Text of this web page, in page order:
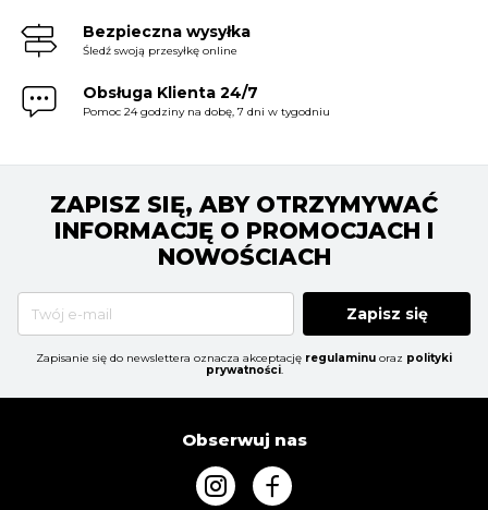
Bezpieczna wysyłka
Śledź swoją przesyłkę online
Obsługa Klienta 24/7
Pomoc 24 godziny na dobę, 7 dni w tygodniu
ZAPISZ SIĘ, ABY OTRZYMYWAĆ
INFORMACJĘ O PROMOCJACH I
NOWOŚCIACH
Zapisz się
Zapisanie się do newslettera oznacza akceptację regulaminu oraz polityki
prywatności.
Obserwuj nas